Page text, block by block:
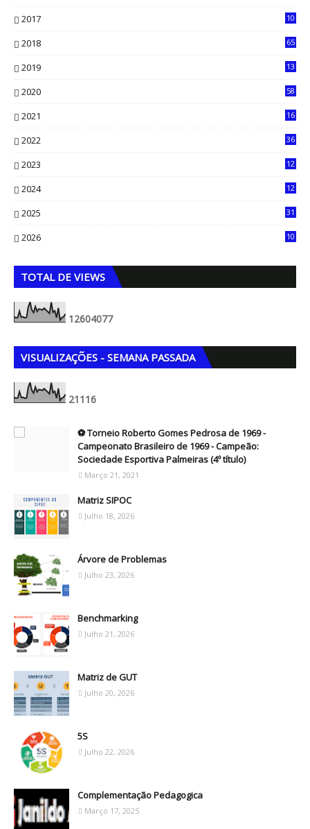
2017 10
2018 65
2019
13
2020
58
2021
16
2022
36
2023
12
2024
12
2025
31
2026
10
TOTAL DE VIEWS
12604077
VISUALIZAÇÕES - SEMANA PASSADA
21116
⚽ Torneio Roberto Gomes Pedrosa de 1969 -
Campeonato Brasileiro de 1969 - Campeão:
Sociedade Esportiva Palmeiras (4º título)
Março 21, 2021
Matriz SIPOC
Julho 18, 2026
Árvore de Problemas
Julho 23, 2026
Benchmarking
Julho 21, 2026
Matriz de GUT
Julho 20, 2026
5S
Julho 22, 2026
Complementação Pedagogica
Março 17, 2025